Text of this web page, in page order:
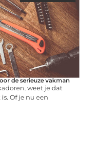
de serieuze vakman
weet je dat
Of je nu een